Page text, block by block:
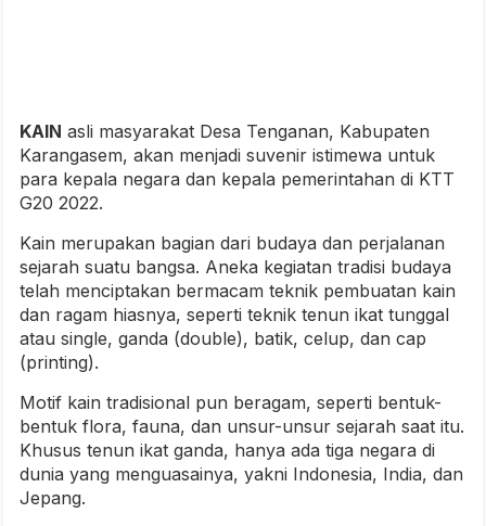
KAIN asli masyarakat Desa Tenganan, Kabupaten
Karangasem, akan menjadi suvenir istimewa untuk
para kepala negara dan kepala pemerintahan di KTT
G20 2022.
Kain merupakan bagian dari budaya dan perjalanan
sejarah suatu bangsa. Aneka kegiatan tradisi budaya
telah menciptakan bermacam teknik pembuatan kain
dan ragam hiasnya, seperti teknik tenun ikat tunggal
atau single, ganda (double), batik, celup, dan cap
(printing).
Motif kain tradisional pun beragam, seperti bentuk-
bentuk flora, fauna, dan unsur-unsur sejarah saat itu.
Khusus tenun ikat ganda, hanya ada tiga negara di
dunia yang menguasainya, yakni Indonesia, India, dan
Jepang.